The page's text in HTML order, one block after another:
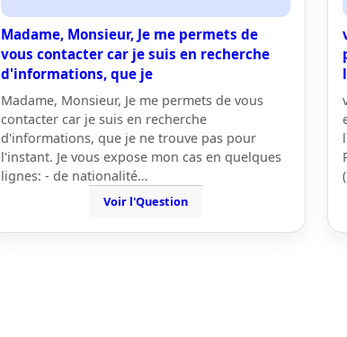
Madame, Monsieur, Je me permets de
vous contacter car je suis en recherche
d'informations, que je
Madame, Monsieur, Je me permets de vous
contacter car je suis en recherche
d'informations, que je ne trouve pas pour
l'instant. Je vous expose mon cas en quelques
lignes: - de nationalité…
Voir l'Question